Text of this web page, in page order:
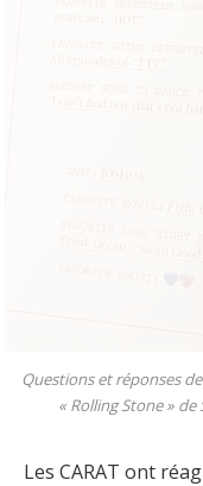
Questions et réponses
« Rolling Stone » de
Les CARAT ont